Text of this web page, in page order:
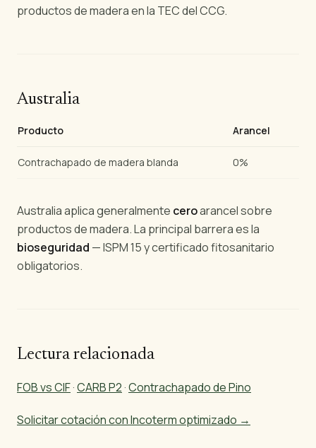
productos de madera en la TEC del CCG.
Australia
Producto Arancel
Contrachapado de madera blanda 0%
Australia aplica generalmente ceroarancel sobre
productos de madera. La principal barrera es la
bioseguridad — ISPM 15 y certificado fitosanitario
obligatorios.
Lectura relacionada
FOB vs CIF·CARB P2 ·Contrachapado de Pino
Solicitar cotación con Incoterm optimizado →